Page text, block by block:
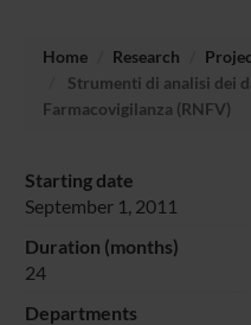
Home Research
Strumenti di analisi dei
Farmacovigilanza (RNFV)
Starting date
September 1, 2011
Duration (months)
24
Departments